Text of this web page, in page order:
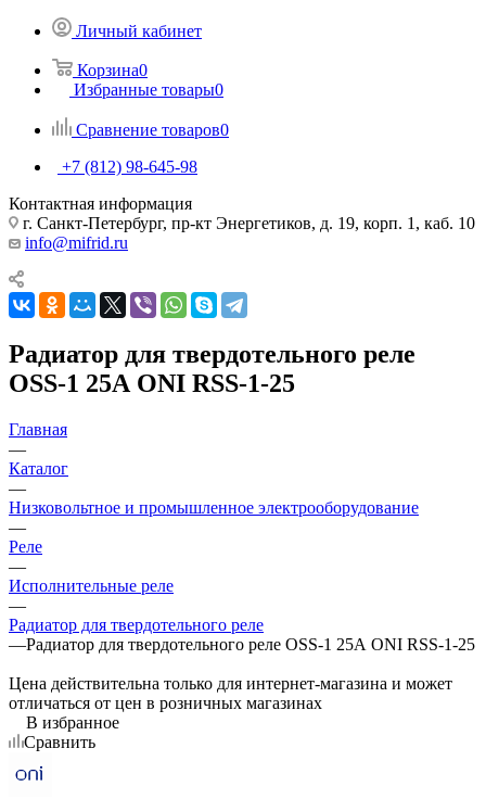
Личный кабинет
Корзина0
Избранные товары0
Сравнение товаров0
+7 (812) 98-645-98
Контактная информация
г. Санкт-Петербург, пр-кт Энергетиков, д. 19, корп. 1, каб. 10
info@mifrid.ru
Радиатор для твердотельного реле
OSS-1 25А ONI RSS-1-25
Главная
—
Каталог
—
Низковольтное и промышленное электрооборудование
—
Реле
—
Исполнительные реле
—
Радиатор для твердотельного реле
—Радиатор для твердотельного реле OSS-1 25А ONI RSS-1-25
Цена действительна только для интернет-магазина и может
отличаться от цен в розничных магазинах
В избранное
Сравнить